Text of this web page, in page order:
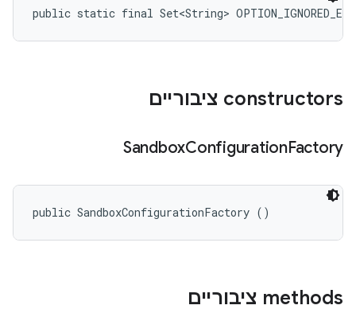
public static final Set<String>
‫constructors ציבוריים
SandboxConfigurationFactory
public SandboxConfigurationFactory ()
‫methods ציבוריים